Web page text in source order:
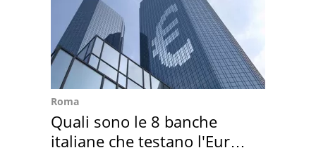
Roma
Quali sono le 8 banche
italiane che testano l'Euro